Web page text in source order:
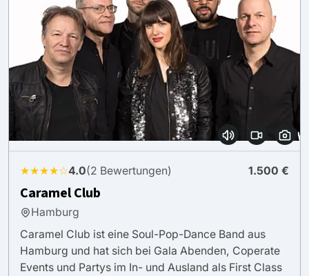
★★★★☆4.0(2 Bewertungen) 1.500 €
Caramel Club
Hamburg
Caramel Club ist eine Soul-Pop-Dance Band aus
Hamburg und hat sich bei Gala Abenden, Coperate
Events und Partys im In- und Ausland als First Class